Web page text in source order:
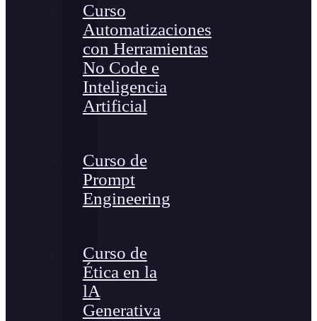
Curso
Automatizaciones
con Herramientas
No Code e
Inteligencia
Artificial
Curso de
Prompt
Engineering
Curso de
Ética en la
lA
Generativa